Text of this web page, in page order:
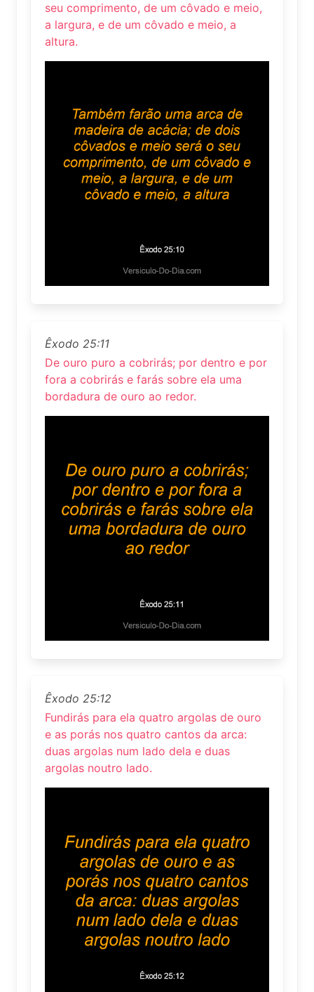
seu comprimento, de um côvado e meio,
a largura, e de um côvado e meio, a
altura.
Êxodo 25:11
De ouro puro a cobrirás; por dentro e por
fora a cobrirás e farás sobre ela uma
bordadura de ouro ao redor.
Êxodo 25:12
Fundirás para ela quatro argolas de ouro
e as porás nos quatro cantos da arca:
duas argolas num lado dela e duas
argolas noutro lado.